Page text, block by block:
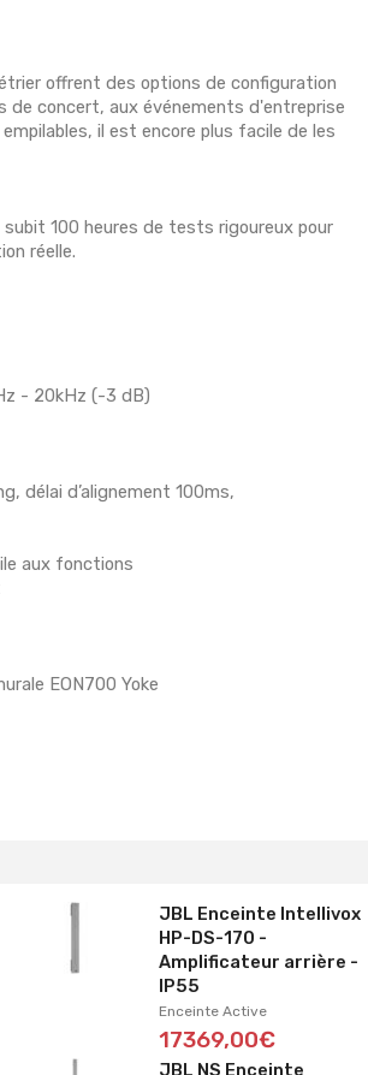
offrent des options de configuration
de concert, aux événements d'entreprise
il est encore plus facile de les
100 heures de tests rigoureux pour
réelle.
- 20kHz (-3 dB)
délai d’alignement 100ms,
aux fonctions
EON700 Yoke
JBL Enceinte Intellivox
HP-DS-170 -
Amplificateur arrière -
IP55
Enceinte Active
17369,00€
JBL NS Enceinte